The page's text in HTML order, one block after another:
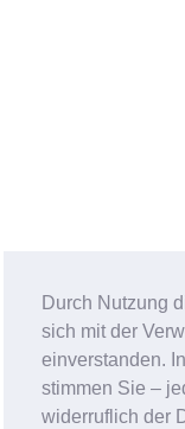
Durch Nutzung
sich mit der
einverstanden.
stimmen Sie –
widerruflich der